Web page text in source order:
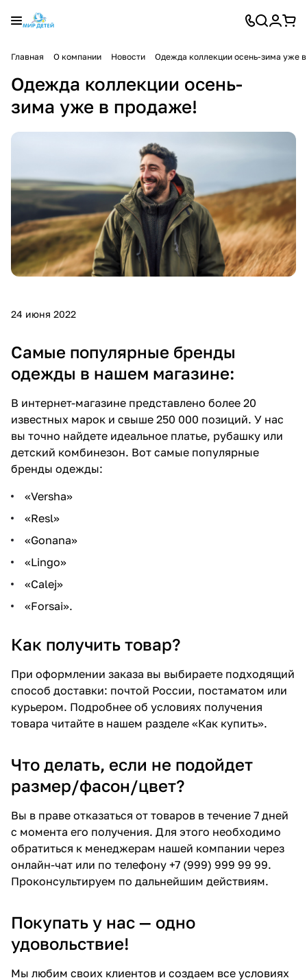
Главная О компании Новости Одежда коллекции осень-зима уже
Одежда коллекции осень-
зима уже в продаже!
24 июня 2022
Самые популярные бренды
одежды в нашем магазине:
В интернет-магазине представлено более 20
известных марок и свыше 250 000 позиций. У нас
вы точно найдете идеальное платье, рубашку или
детский комбинезон. Вот самые популярные
бренды одежды:
«Versha»
«Resl»
«Gonana»
«Lingo»
«Calej»
«Forsai».
Как получить товар?
При оформлении заказа вы выбираете подходящий
способ доставки: почтой России, постаматом или
курьером. Подробнее об условиях получения
товара читайте в нашем разделе «Как купить».
Что делать, если не подойдет
размер/фасон/цвет?
Вы в праве отказаться от товаров в течение 7 дней
с момента его получения. Для этого необходимо
обратиться к менеджерам нашей компании через
онлайн-чат или по телефону +7 (999) 999 99 99.
Проконсультируем по дальнейшим действиям.
Покупать у нас — одно
удовольствие!
Мы любим своих клиентов и создаем все условиях